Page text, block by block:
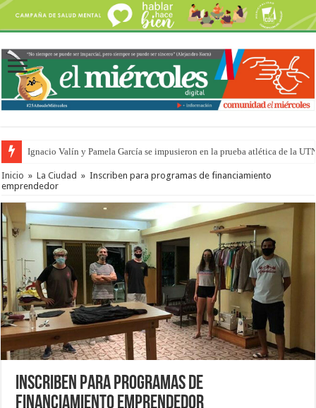
Ignacio Valín y Pamela García se impusieron en la prueba atlética de la
Inicio » La Ciudad » Inscriben para programas de financiamiento
emprendedor
Inscriben para programas de
financiamiento emprendedor